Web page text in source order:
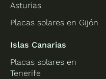
Asturias
Placas solares en Gijón
Islas Canarias
Placas solares en
Tenerife